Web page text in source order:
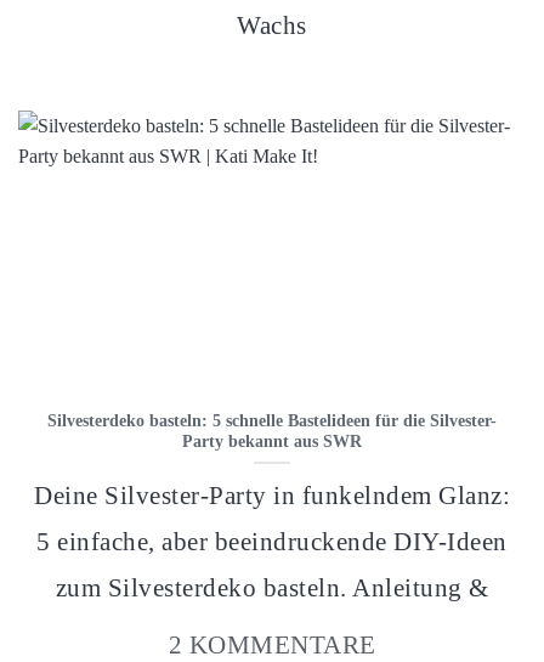
Wachs
Silvesterdeko basteln: 5 schnelle Bastelideen für die Silvester-
Party bekannt aus SWR
Deine Silvester-Party in funkelndem Glanz:
5 einfache, aber beeindruckende DIY-Ideen
zum Silvesterdeko basteln. Anleitung &
2 KOMMENTARE